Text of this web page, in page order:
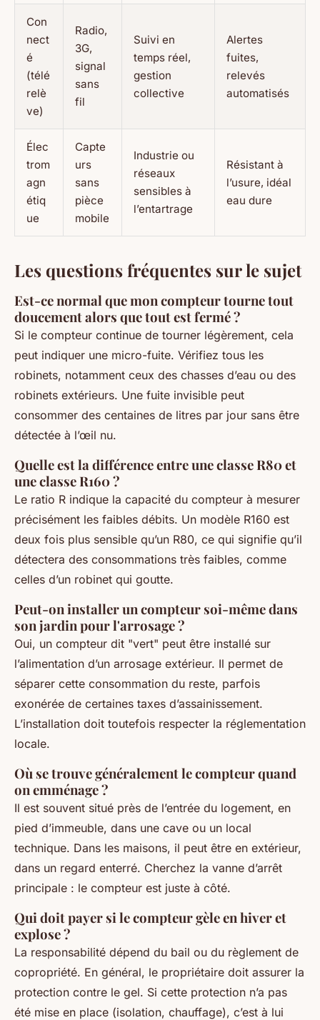
Con
nect
é
(télé
relè
ve)
Radio,
3G,
signal
sans
fil
Suivi en
temps réel,
gestion
collective
Alertes
fuites,
relevés
automatisés
Élec
trom
agn
étiq
ue
Capte
urs
sans
pièce
mobile
Industrie ou
réseaux
sensibles à
l’entartrage
Résistant à
l’usure, idéal
eau dure
Les questions fréquentes sur le sujet
Est-ce normal que mon compteur tourne tout
doucement alors que tout est fermé ?
Si le compteur continue de tourner légèrement, cela
peut indiquer une micro-fuite. Vérifiez tous les
robinets, notamment ceux des chasses d’eau ou des
robinets extérieurs. Une fuite invisible peut
consommer des centaines de litres par jour sans être
détectée à l’œil nu.
Quelle est la différence entre une classe R80 et
une classe R160 ?
Le ratio R indique la capacité du compteur à mesurer
précisément les faibles débits. Un modèle R160 est
deux fois plus sensible qu’un R80, ce qui signifie qu’il
détectera des consommations très faibles, comme
celles d’un robinet qui goutte.
Peut-on installer un compteur soi-même dans
son jardin pour l'arrosage ?
Oui, un compteur dit "vert" peut être installé sur
l’alimentation d’un arrosage extérieur. Il permet de
séparer cette consommation du reste, parfois
exonérée de certaines taxes d’assainissement.
L’installation doit toutefois respecter la réglementation
locale.
Où se trouve généralement le compteur quand
on emménage ?
Il est souvent situé près de l’entrée du logement, en
pied d’immeuble, dans une cave ou un local
technique. Dans les maisons, il peut être en extérieur,
dans un regard enterré. Cherchez la vanne d’arrêt
principale : le compteur est juste à côté.
Qui doit payer si le compteur gèle en hiver et
explose ?
La responsabilité dépend du bail ou du règlement de
copropriété. En général, le propriétaire doit assurer la
protection contre le gel. Si cette protection n’a pas
été mise en place (isolation, chauffage), c’est à lui